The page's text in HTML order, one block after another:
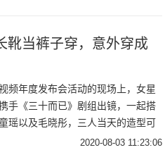
靴当裤子穿，意外穿成
频年度发布会活动的现场上，女星
手《三十而已》剧组出镜，一起搭
瑶以及毛晓彤，三人当天的造型可
打扮的非常的抢眼、吸睛了，每个人
2020-08-03 11:23:06